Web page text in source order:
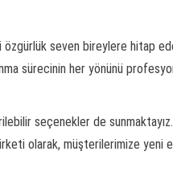
seven bireylere hitap
sürecinin her yönünü
seçenekler de sunmaktayız.
olarak, müşterilerimize